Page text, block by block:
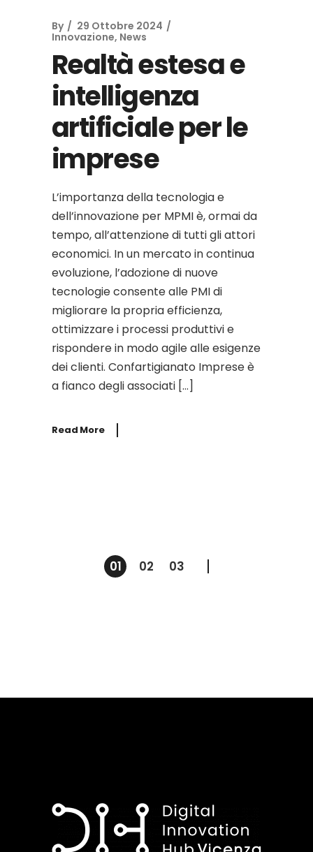
By
29 Ottobre 2024
Innovazione, News
Realtà estesa e
intelligenza
artificiale per le
imprese
L’importanza della tecnologia e
dell’innovazione per MPMI è, ormai da
tempo, all’attenzione di tutti gli attori
economici. In un mercato in continua
evoluzione, l’adozione di nuove
tecnologie consente alle PMI di
migliorare la propria efficienza,
ottimizzare i processi produttivi e
rispondere in modo agile alle esigenze
dei clienti. Confartigianato Imprese è
a fianco degli associati […]
Read More
Paginazione
01 02 03